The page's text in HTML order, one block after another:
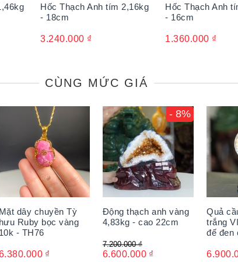
Hốc Thạch Anh tím 2,16kg
- 18cm
3.240.000 ₫
Hốc Thạch Anh
- 16cm
1.360.000 ₫
CÙNG MỨC GIÁ
Mặt dây chuyền Tỳ
hưu Ruby bọc vàng
10k - TH76
₫
- 8%
Động thạch anh vàng
4,83kg - cao 22cm
7.200.000 ₫
6.600.000 ₫
Quả
trắng
đế đen